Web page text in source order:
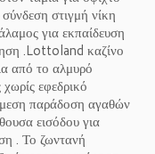
στιγμή νίκη
για εκπαίδευση
.Lottoland καζίνο
από το αλμυρό
εφεδρικό
παράδοση αγαθών
εισόδου για
. Το ζωντανή